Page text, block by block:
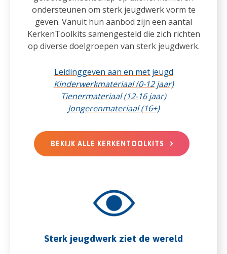
ondersteunen om sterk jeugdwerk vorm te
geven. Vanuit hun aanbod zijn een aantal
KerkenToolkits samengesteld die zich richten
op diverse doelgroepen van sterk jeugdwerk.
Leidinggeven aan en met jeugd
Kinderwerkmateriaal (0-12 jaar)
Tienermateriaal (12-16 jaar)
Jongerenmateriaal (16+)
BEKIJK ALLE KERKENTOOLKITS
Sterk jeugdwerk ziet de wereld